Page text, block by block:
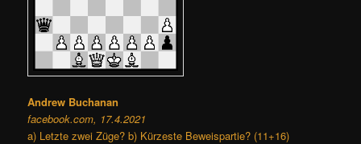
Andrew Buchanan
facebook.com, 17.4.2021
a) Letzte zwei Züge? b) Kürzeste Beweispartie? (11+16)